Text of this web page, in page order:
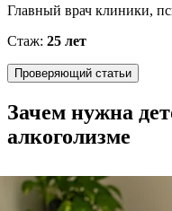
Главный врач клиники,
Стаж: 25 лет
Проверяющий статьи
Зачем нужна
алкоголизме